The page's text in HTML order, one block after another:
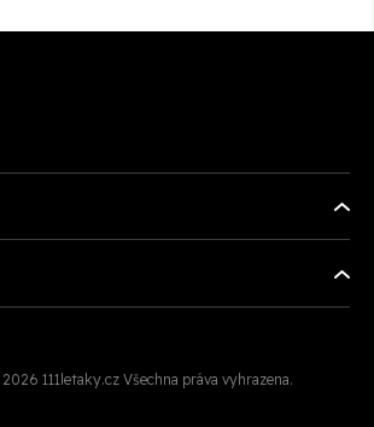
111letaky.cz Všechna práva vyhrazena.